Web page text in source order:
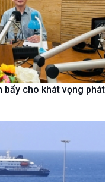
học & Công nghệ
Khoa học & Công nghệ
nối công nghệ
chung với biến đổi
hậu
bẩy cho khát vọng phát